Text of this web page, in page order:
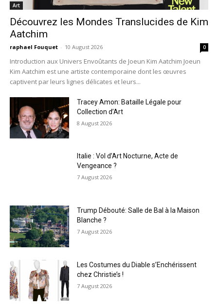
Art
Découvrez les Mondes Translucides de Kim
Aatchim
raphael Fouquet - 10 August 2026 0
Introduction aux Univers Envoûtants de Joeun Kim Aatchim Joeun
Kim Aatchim est une artiste contemporaine dont les œuvres
captivent par leurs lignes délicates et leurs...
Tracey Amon: Bataille Légale pour
Collection d’Art
8 August 2026
Italie : Vol d’Art Nocturne, Acte de
Vengeance ?
7 August 2026
Trump Débouté: Salle de Bal à la Maison
Blanche ?
7 August 2026
Les Costumes du Diable s’Enchérissent
chez Christie’s !
7 August 2026